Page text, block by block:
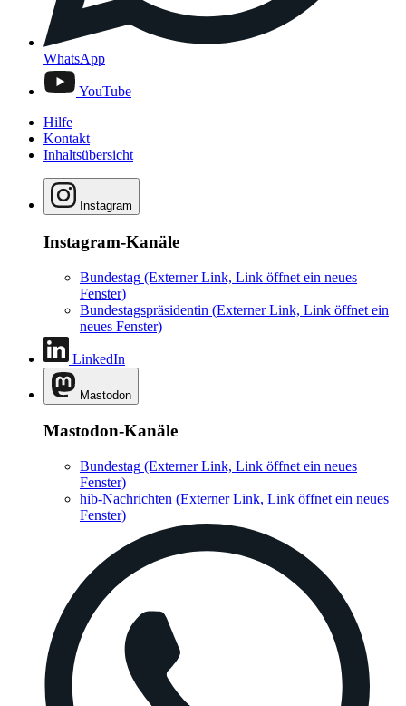
WhatsApp
YouTube
Hilfe
Kontakt
Inhaltsübersicht
Instagram
Instagram-Kanäle
Bundestag (Externer Link, Link öffnet ein neues
Fenster)
Bundestagspräsidentin (Externer Link, Link öffnet ein
neues Fenster)
LinkedIn
Mastodon
Mastodon-Kanäle
Bundestag (Externer Link, Link öffnet ein neues
Fenster)
hib-Nachrichten (Externer Link, Link öffnet ein neues
Fenster)